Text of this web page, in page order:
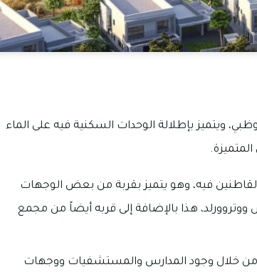
ويتميز بإطلالة الوحدات السكنية فيه على الماء
فيه، وهو يتميز بقربة من بعض الوجهات
هذا بالإضافة إلى قربه أيضاً من مجمع
من خلال وجود المدارس والمستشفيات ووجهات